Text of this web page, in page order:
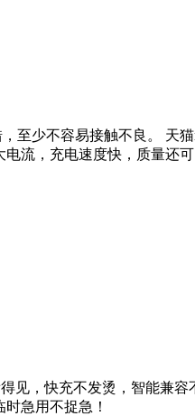
至少不容易接触不良。 天猫
流，充电速度快，质量还
见，快充不发烫，智能兼
急用不捉急！